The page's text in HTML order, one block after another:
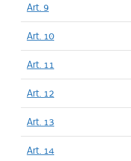
Art. 9
Art. 10
Art. 11
Art. 12
Art. 13
Art. 14